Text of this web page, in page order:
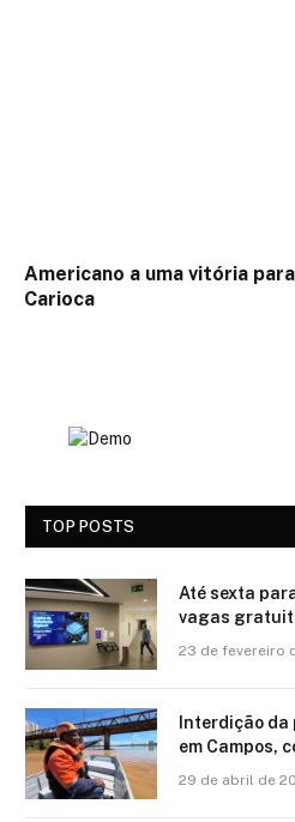
Americano a uma vitória
Carioca
TOP POSTS
Até sexta
vagas
23 de fevereiro
Interdição
em Campos,
29 de abril de